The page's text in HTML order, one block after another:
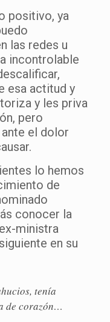
positivo, ya
las redes u
incontrolable
esa actitud y
y les priva
pero
el dolor
lo hemos
de
conocer la
ministra
en su
tenía
de corazón…